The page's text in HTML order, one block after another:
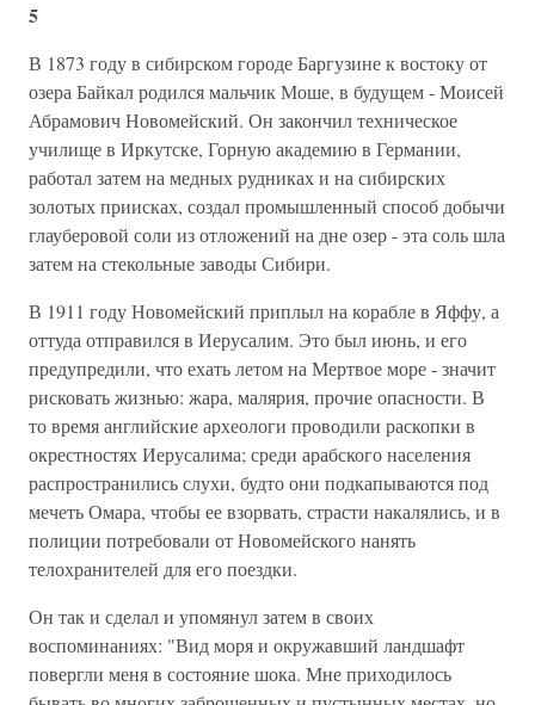
5
В 1873 году в сибирском городе Баргузине к востоку от
озера Байкал родился мальчик Моше, в будущем - Моисей
Абрамович Новомейский. Он закончил техническое
училище в Иркутске, Горную академию в Германии,
работал затем на медных рудниках и на сибирских
золотых приисках, создал промышленный способ добычи
глауберовой соли из отложений на дне озер - эта соль шла
затем на стекольные заводы Сибири.
В 1911 году Новомейский приплыл на корабле в Яффу, а
оттуда отправился в Иерусалим. Это был июнь, и его
предупредили, что ехать летом на Мертвое море - значит
рисковать жизнью: жара, малярия, прочие опасности. В
то время английские археологи проводили раскопки в
окрестностях Иерусалима; среди арабского населения
распространились слухи, будто они подкапываются под
мечеть Омара, чтобы ее взорвать, страсти накалялись, и в
полиции потребовали от Новомейского нанять
телохранителей для его поездки.
Он так и сделал и упомянул затем в своих
воспоминаниях: "Вид моря и окружавший ландшафт
повергли меня в состояние шока. Мне приходилось